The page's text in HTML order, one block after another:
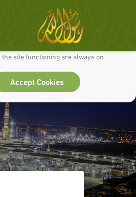
and so we can continually improve it.
site functioning are always on
Accept Cookies